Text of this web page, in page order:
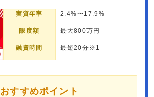
実質年率 2.4%〜17.9%
限度額 最大800万円
融資時間 最短20分※1
おすすめポイント